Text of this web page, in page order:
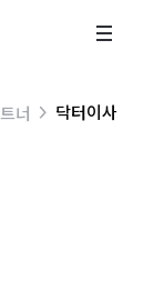
너 닥터이사